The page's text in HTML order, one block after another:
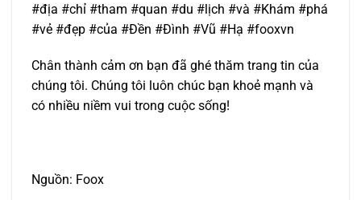
#địa #chỉ #tham #quan #du #lịch #và #Khám #phá
#vẻ #đẹp #của #Đền #Đình #Vũ #Hạ #fooxvn
Chân thành cảm ơn bạn đã ghé thăm trang tin của
chúng tôi. Chúng tôi luôn chúc bạn khoẻ mạnh và
có nhiều niềm vui trong cuộc sống!
Nguồn: Foox